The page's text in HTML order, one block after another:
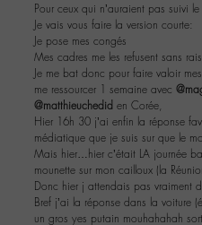
Pour ceux qui n’auraient pas suivi
Je vais vous faire la version courte:
Je pose mes congés
Mes cadres me les refusent sans
Je me bat donc pour faire valoir
me ressourcer 1 semaine avec
@matthieuchedid en Corée,
Hier 16h 30 j’ai enfin la réponse
médiatique que je suis sur que le
Mais hier…hier c’était LA journée
mounette sur mon cailloux (la
Donc hier j attendais pas vraiment
Bref j’ai la réponse dans la voiture
un gros yes putain mouhahahah